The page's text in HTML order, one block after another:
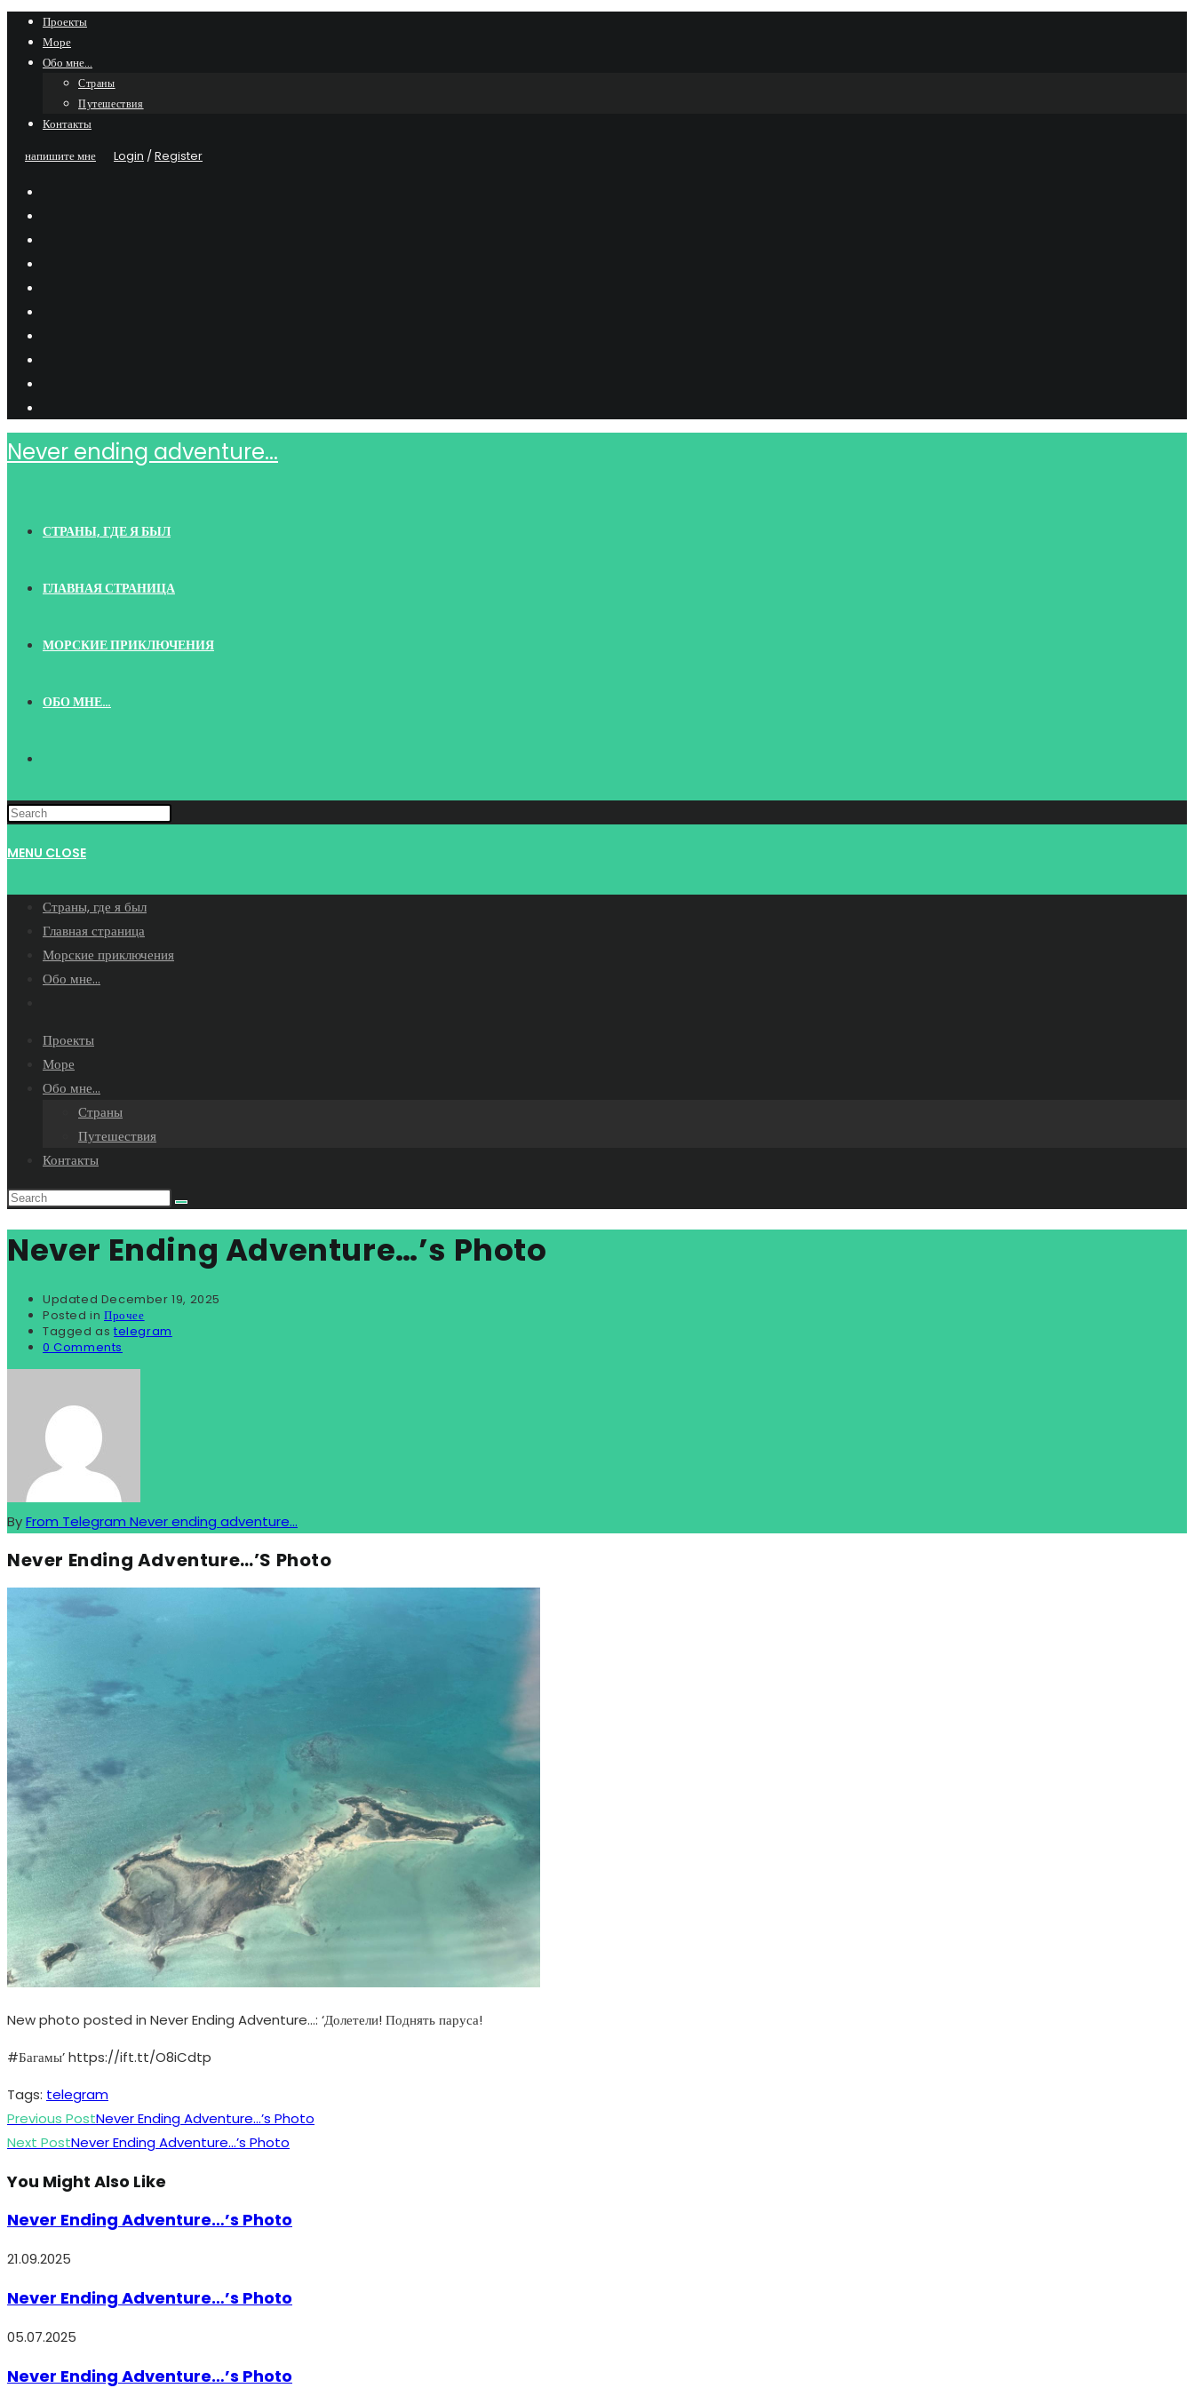
Skip
content
Проекты
Море
Обо мне…
Страны
Путешествия
Контакты
напишите мне
Login /Register
Never ending adventure...
СТРАНЫ, ГДЕ Я БЫЛ
ГЛАВНАЯ СТРАНИЦА
МОРСКИЕ ПРИКЛЮЧЕНИЯ
ОБО МНЕ…
WEBSITE
MENU CLOSE
Страны, где я был
Главная страница
Морские приключения
Обо мне…
search
Проекты
Море
Обо мне…
Страны
Путешествия
Контакты
Never Ending Adventure…’s Photo
Updated December 19, 2025
Posted in Прочее
Tagged as telegram
0 Comments
ByFrom Telegram Never ending adventure...
Never Ending Adventure…’s Photo
New photo posted in Never Ending Adventure…: ‘Долетели! Поднять паруса!
#Багамы’ https://ift.tt/O8iCdtp
Tags: telegram
Read
more
Previous PostNever Ending Adventure…’s Photo
Next PostNever Ending Adventure…’s Photo
You Might Also Like
Never Ending Adventure…’s Photo
21.09.2025
Never Ending Adventure…’s Photo
05.07.2025
Never Ending Adventure…’s Photo